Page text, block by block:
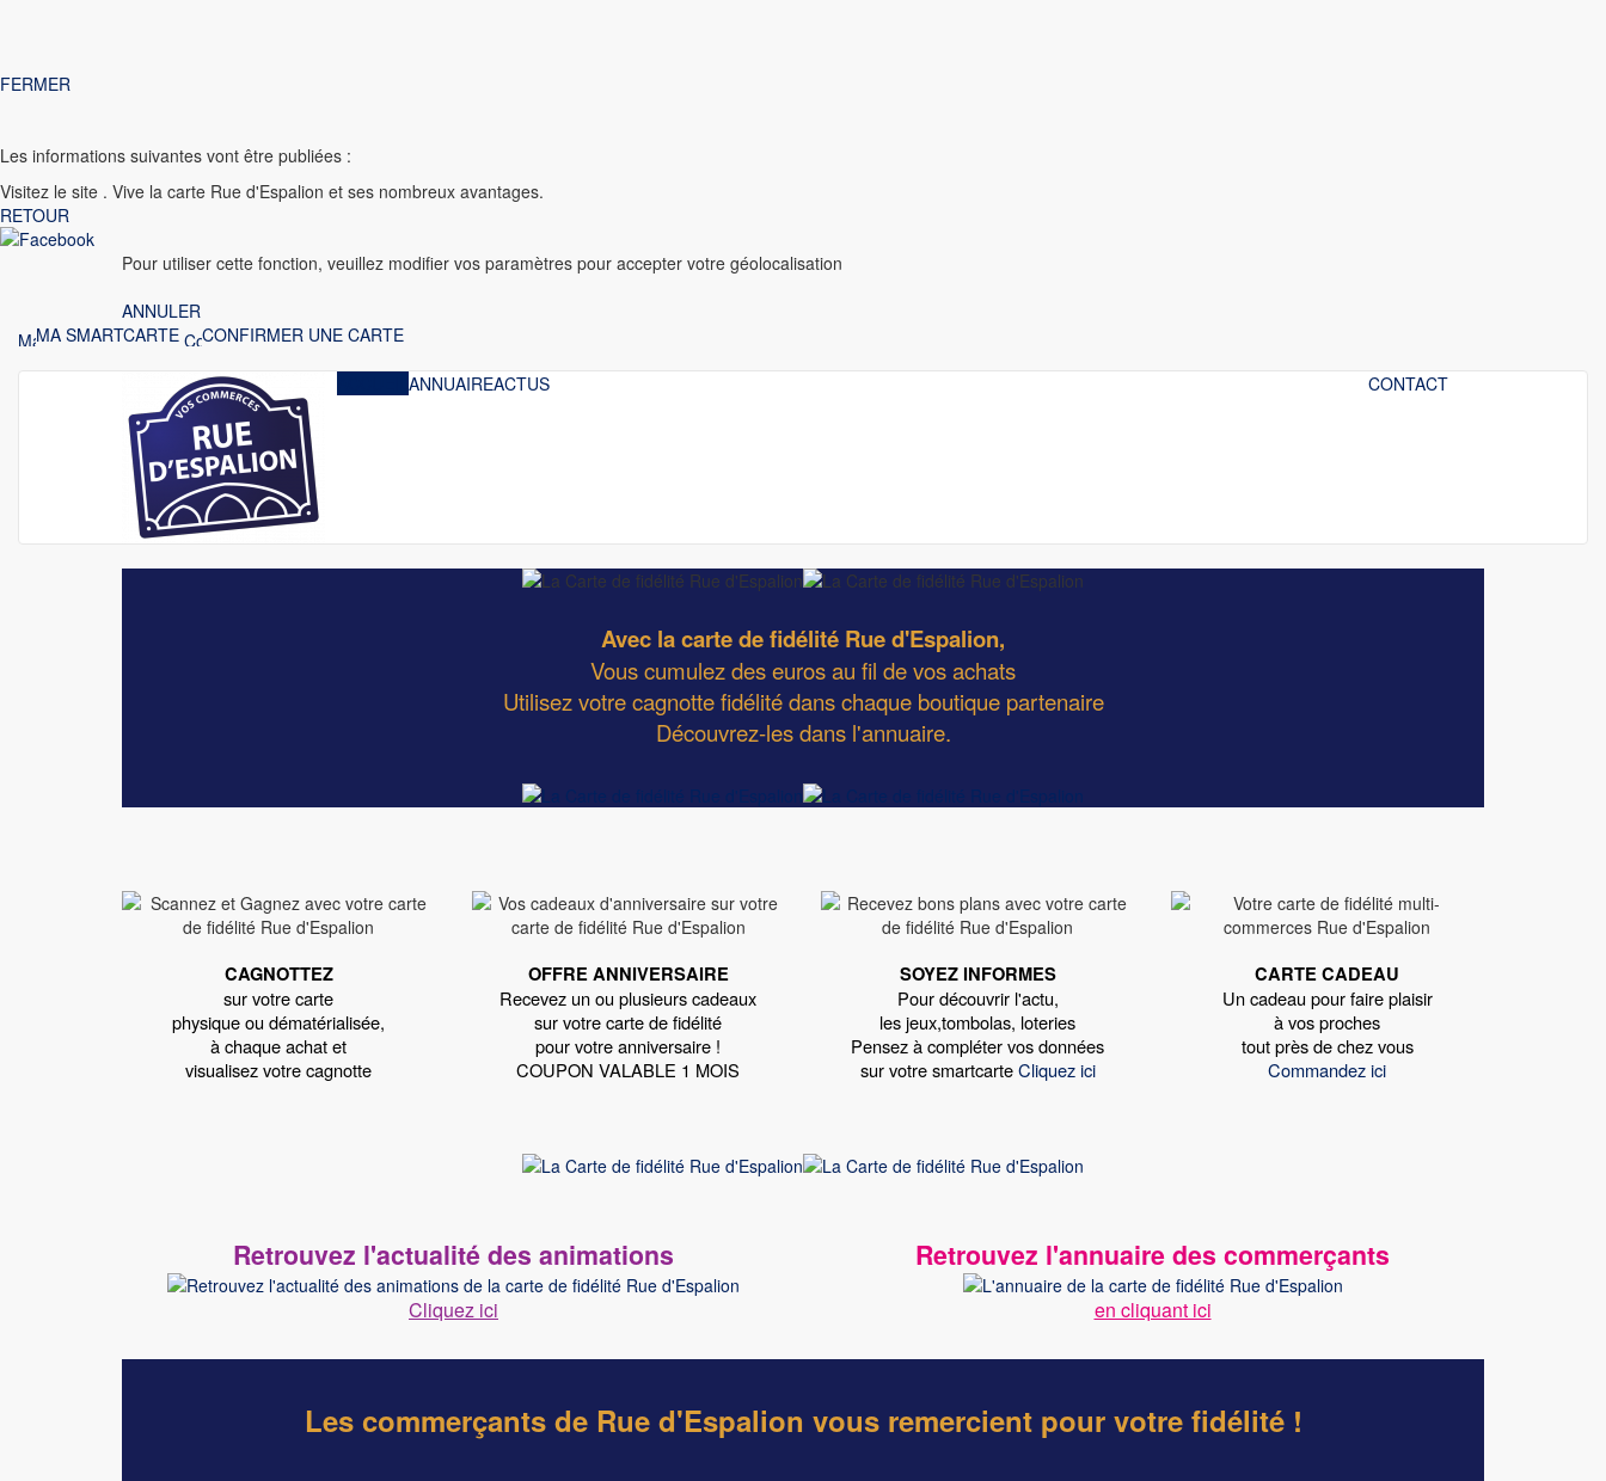
FERMER
Les informations suivantes vont être publiées :
Visitez le site . Vive la carte Rue d'Espalion et ses nombreux avantages.
RETOUR
Pour utiliser cette fonction, veuillez modifier vos paramètres pour accepter votre géolocalisation
ANNULER
MA SMARTCARTE
CONFIRMER UNE CARTE
ANNUAIREACTUS CONTACT
Avec la carte de fidélité Rue d'Espalion,
Vous cumulez des euros au fil de vos achats
Utilisez votre cagnotte fidélité dans chaque boutique partenaire
Découvrez-les dans l'annuaire.
CAGNOTTEZ
sur votre carte
physique ou dématérialisée,
à chaque achat et
visualisez votre cagnotte
OFFRE ANNIVERSAIRE
Recevez un ou plusieurs cadeaux
sur votre carte de fidélité
pour votre anniversaire !
COUPON VALABLE 1 MOIS
SOYEZ INFORMES
Pour découvrir l'actu,
les jeux,tombolas, loteries
Pensez à compléter vos données
sur votre smartcarteCliquez ici
CARTE CADEAU
Un cadeau pour faire plaisir
à vos proches
tout près de chez vous
Commandez ici
Retrouvez l'actualité des animations
Cliquez ici
Retrouvez l'annuaire des commerçants
en cliquant ici
Les commerçants de Rue d'Espalion vous remercient pour votre fidélité !